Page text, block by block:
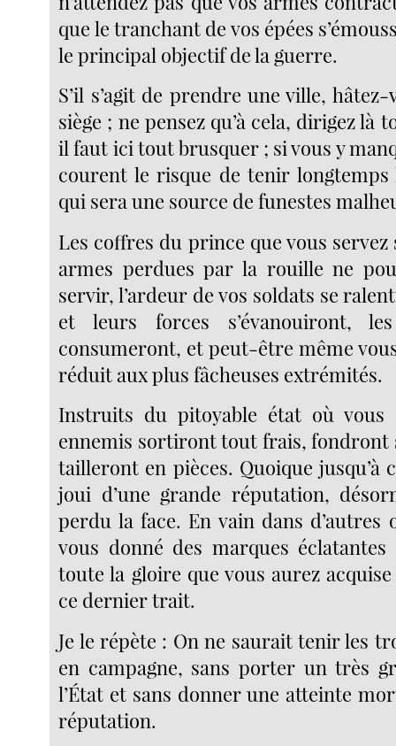
que le tranchant de vos épées
le principal objectif de la guerre.
S’il s’agit de prendre une ville, hâtez-
siège ; ne pensez qu’à cela, dirigez là
il faut ici tout brusquer ; si vous y
courent le risque de tenir longtemps
qui sera une source de funestes
Les coffres du prince que vous servez
armes perdues par la rouille ne
servir, l’ardeur de vos soldats se
et leurs forces s’évanouiront,
consumeront, et peut-être même
réduit aux plus fâcheuses extrémités.
Instruits du pitoyable état où vous
ennemis sortiront tout frais, fondront
tailleront en pièces. Quoique jusqu’à
joui d’une grande réputation,
perdu la face. En vain dans d’autres
vous donné des marques
toute la gloire que vous aurez
ce dernier trait.
Je le répète : On ne saurait tenir les
en campagne, sans porter un très
l’État et sans donner une atteinte
réputation.